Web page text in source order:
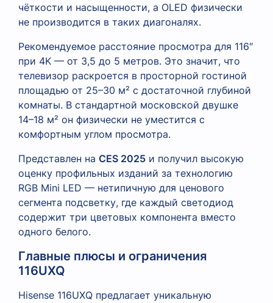
чёткости и насыщенности, а OLED физически
не производится в таких диагоналях.
Рекомендуемое расстояние просмотра для 116″
при 4K — от 3,5 до 5 метров. Это значит, что
телевизор раскроется в просторной гостиной
площадью от 25–30 м² с достаточной глубиной
комнаты. В стандартной московской двушке
14–18 м² он физически не уместится с
комфортным углом просмотра.
Представлен на CES 2025 и получил высокую
оценку профильных изданий за технологию
RGB Mini LED — нетипичную для ценового
сегмента подсветку, где каждый светодиод
содержит три цветовых компонента вместо
одного белого.
Главные плюсы и ограничения
116UXQ
Hisense 116UXQ предлагает уникальную